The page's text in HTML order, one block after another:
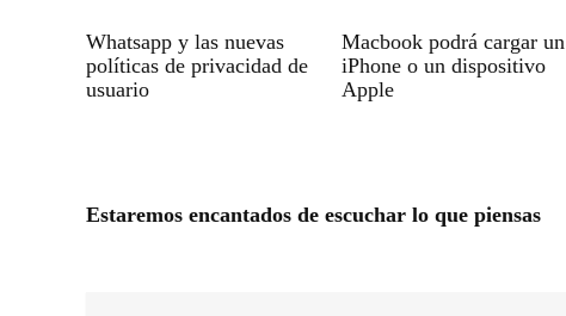
Whatsapp y las nuevas
políticas de privacidad de
usuario
Macbook podrá cargar un
iPhone o un dispositivo
Apple
Estaremos encantados de escuchar lo que piensas